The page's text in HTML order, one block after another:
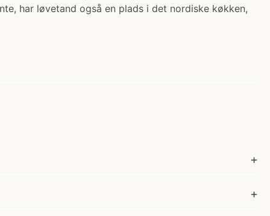
har løvetand også en plads i det nordiske køkken,